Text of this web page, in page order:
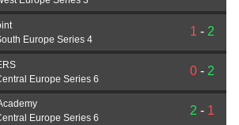
Europe Series 4
1 - 2
Europe Series 6
0 - 2
Europe Series 6
2 - 1